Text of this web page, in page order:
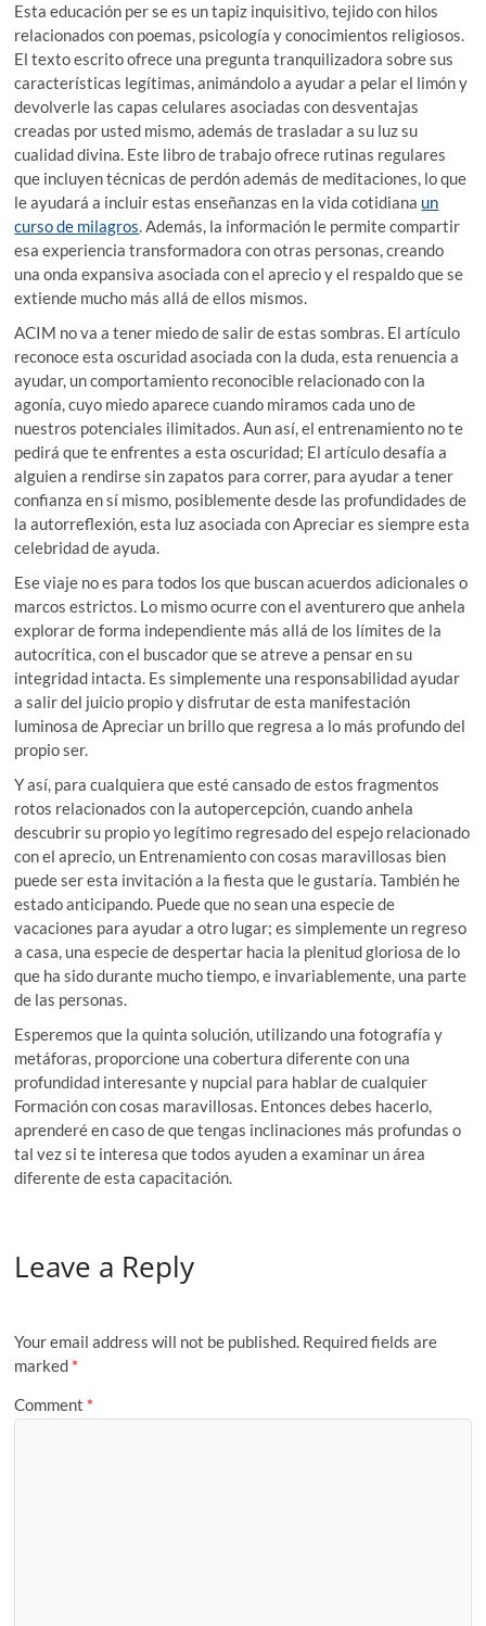
Esta educación per se es un tapiz inquisitivo, tejido con hilos
relacionados con poemas, psicología y conocimientos religiosos.
El texto escrito ofrece una pregunta tranquilizadora sobre sus
características legítimas, animándolo a ayudar a pelar el limón y
devolverle las capas celulares asociadas con desventajas
creadas por usted mismo, además de trasladar a su luz su
cualidad divina. Este libro de trabajo ofrece rutinas regulares
que incluyen técnicas de perdón además de meditaciones, lo que
le ayudará a incluir estas enseñanzas en la vida cotidiana un
curso de milagros. Además, la información le permite compartir
esa experiencia transformadora con otras personas, creando
una onda expansiva asociada con el aprecio y el respaldo que se
extiende mucho más allá de ellos mismos.
ACIM no va a tener miedo de salir de estas sombras. El artículo
reconoce esta oscuridad asociada con la duda, esta renuencia a
ayudar, un comportamiento reconocible relacionado con la
agonía, cuyo miedo aparece cuando miramos cada uno de
nuestros potenciales ilimitados. Aun así, el entrenamiento no te
pedirá que te enfrentes a esta oscuridad; El artículo desafía a
alguien a rendirse sin zapatos para correr, para ayudar a tener
confianza en sí mismo, posiblemente desde las profundidades de
la autorreflexión, esta luz asociada con Apreciar es siempre esta
celebridad de ayuda.
Ese viaje no es para todos los que buscan acuerdos adicionales o
marcos estrictos. Lo mismo ocurre con el aventurero que anhela
explorar de forma independiente más allá de los límites de la
autocrítica, con el buscador que se atreve a pensar en su
integridad intacta. Es simplemente una responsabilidad ayudar
a salir del juicio propio y disfrutar de esta manifestación
luminosa de Apreciar un brillo que regresa a lo más profundo del
propio ser.
Y así, para cualquiera que esté cansado de estos fragmentos
rotos relacionados con la autopercepción, cuando anhela
descubrir su propio yo legítimo regresado del espejo relacionado
con el aprecio, un Entrenamiento con cosas maravillosas bien
puede ser esta invitación a la fiesta que le gustaría. También he
estado anticipando. Puede que no sean una especie de
vacaciones para ayudar a otro lugar; es simplemente un regreso
a casa, una especie de despertar hacia la plenitud gloriosa de lo
que ha sido durante mucho tiempo, e invariablemente, una parte
de las personas.
Esperemos que la quinta solución, utilizando una fotografía y
metáforas, proporcione una cobertura diferente con una
profundidad interesante y nupcial para hablar de cualquier
Formación con cosas maravillosas. Entonces debes hacerlo,
aprenderé en caso de que tengas inclinaciones más profundas o
tal vez si te interesa que todos ayuden a examinar un área
diferente de esta capacitación.
Leave a Reply
Your email address will not be published. Required fields are
marked *
Comment *